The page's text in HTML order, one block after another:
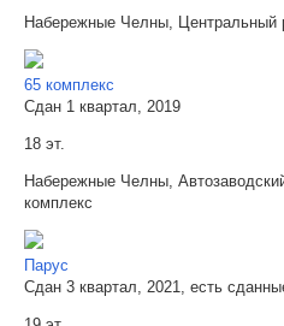
Набережные Челны, Центральный
65 комплекс
Сдан 1 квартал, 2019
18 эт.
Набережные Челны,
комплекс
Парус
Сдан 3 квартал, 2021, есть